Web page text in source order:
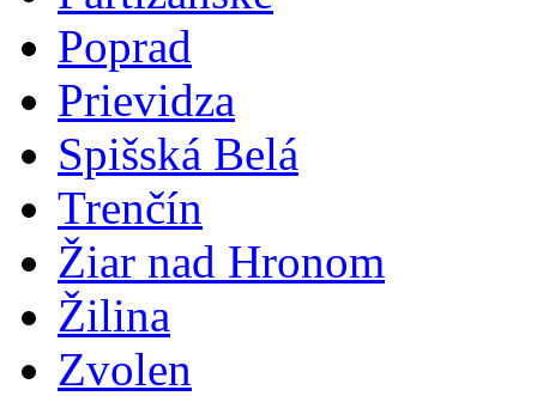
Poprad
Prievidza
Spišská Belá
Trenčín
Žiar nad Hronom
Žilina
Zvolen